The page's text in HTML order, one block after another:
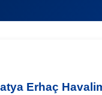
Erhaç